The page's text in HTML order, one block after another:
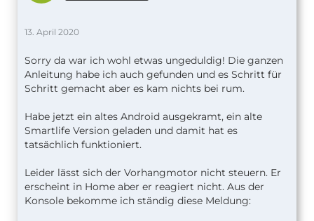
13. April 2020
Sorry da war ich wohl etwas ungeduldig! Die ganzen
Anleitung habe ich auch gefunden und es Schritt für
Schritt gemacht aber es kam nichts bei rum.
Habe jetzt ein altes Android ausgekramt, ein alte
Smartlife Version geladen und damit hat es
tatsächlich funktioniert.
Leider lässt sich der Vorhangmotor nicht steuern. Er
erscheint in Home aber er reagiert nicht. Aus der
Konsole bekomme ich ständig diese Meldung: